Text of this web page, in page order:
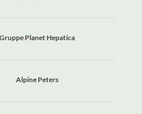
Gruppe Planet Hepatica
Alpine Peters